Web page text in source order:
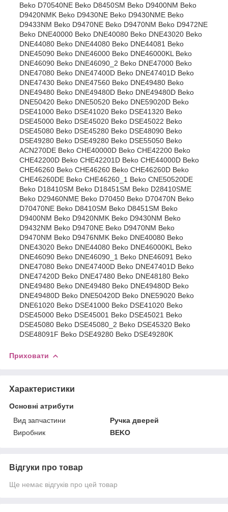
Beko D70540NE Beko D8450SM Beko D9400NM Beko
D9420NMK Beko D9430NE Beko D9430NME Beko
D9433NM Beko D9470NE Beko D9470NM Beko D9472NE
Beko DNE40000 Beko DNE40080 Beko DNE43020 Beko
DNE44080 Beko DNE44080 Beko DNE44081 Beko
DNE45090 Beko DNE46000 Beko DNE46000KL Beko
DNE46090 Beko DNE46090_2 Beko DNE47000 Beko
DNE47080 Beko DNE47400D Beko DNE47401D Beko
DNE47430 Beko DNE47560 Beko DNE49480 Beko
DNE49480 Beko DNE49480D Beko DNE49480D Beko
DNE50420 Beko DNE50520 Beko DNE59020D Beko
DSE41000 Beko DSE41020 Beko DSE41320 Beko
DSE45000 Beko DSE45020 Beko DSE45022 Beko
DSE45080 Beko DSE45280 Beko DSE48090 Beko
DSE49280 Beko DSE49280 Beko DSE55050 Beko
ACN270DE Beko CHE40000D Beko CHE42200 Beko
CHE42200D Beko CHE42201D Beko CHE44000D Beko
CHE46260 Beko CHE46260 Beko CHE46260D Beko
CHE46260DE Beko CHE46260_1 Beko CNE50520DE
Beko D18410SM Beko D18451SM Beko D28410SME
Beko D29460NME Beko D70450 Beko D70470N Beko
D70470NE Beko D8410SM Beko D8451SM Beko
D9400NM Beko D9420NMK Beko D9430NM Beko
D9432NM Beko D9470NE Beko D9470NM Beko
D9470NM Beko D9476NMK Beko DNE40080 Beko
DNE43020 Beko DNE44080 Beko DNE46000KL Beko
DNE46090 Beko DNE46090_1 Beko DNE46091 Beko
DNE47080 Beko DNE47400D Beko DNE47401D Beko
DNE47420D Beko DNE47480 Beko DNE48180 Beko
DNE49480 Beko DNE49480 Beko DNE49480D Beko
DNE49480D Beko DNE50420D Beko DNE59020 Beko
DNE61020 Beko DSE41000 Beko DSE41020 Beko
DSE45000 Beko DSE45001 Beko DSE45021 Beko
DSE45080 Beko DSE45080_2 Beko DSE45320 Beko
DSE48091F Beko DSE49280 Beko DSE49280K
Приховати
Характеристики
Основні атрибути
Вид запчастини
Ручка дверей
Виробник
BEKO
Відгуки про товар
Ще немає відгуків про цей товар